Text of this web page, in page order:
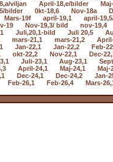
viljan April-18,e/bilder
bilder 0kt-18,6 Nov-18a
Mars-19f april-19,1 april-
19 Nov-19,3/ bild nov-19,4
Juli,20,1-bild Juli 20,5
mars-21,1 mars-21,2
Jan-22,1 Jan-22,2 Feb-
okt-22,2 Nov-22,1 Dec-
Juli-23,1 Aug-23,1
April-24,1 Maj-24,1 Maj-
Dec-24,1 Dec-24,2 Jan-
Feb-26,1 Feb-26,4 Mars-